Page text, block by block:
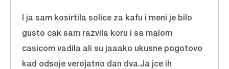
I ja sam kosirtila solice za kafu i meni je bilo
gusto cak sam razvila koru i sa malom
casicom vadila ali su jaaako ukusne pogotovo
kad odsoje verojatno dan dva.Ja jce ih